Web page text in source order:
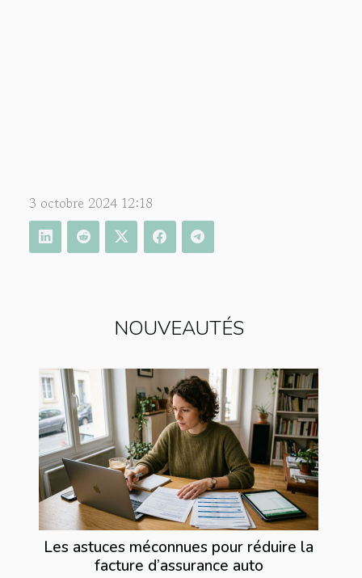
NOUVEAUTÉS
Les astuces méconnues pour réduire la
facture d’assurance auto
3 octobre 2024 12:18